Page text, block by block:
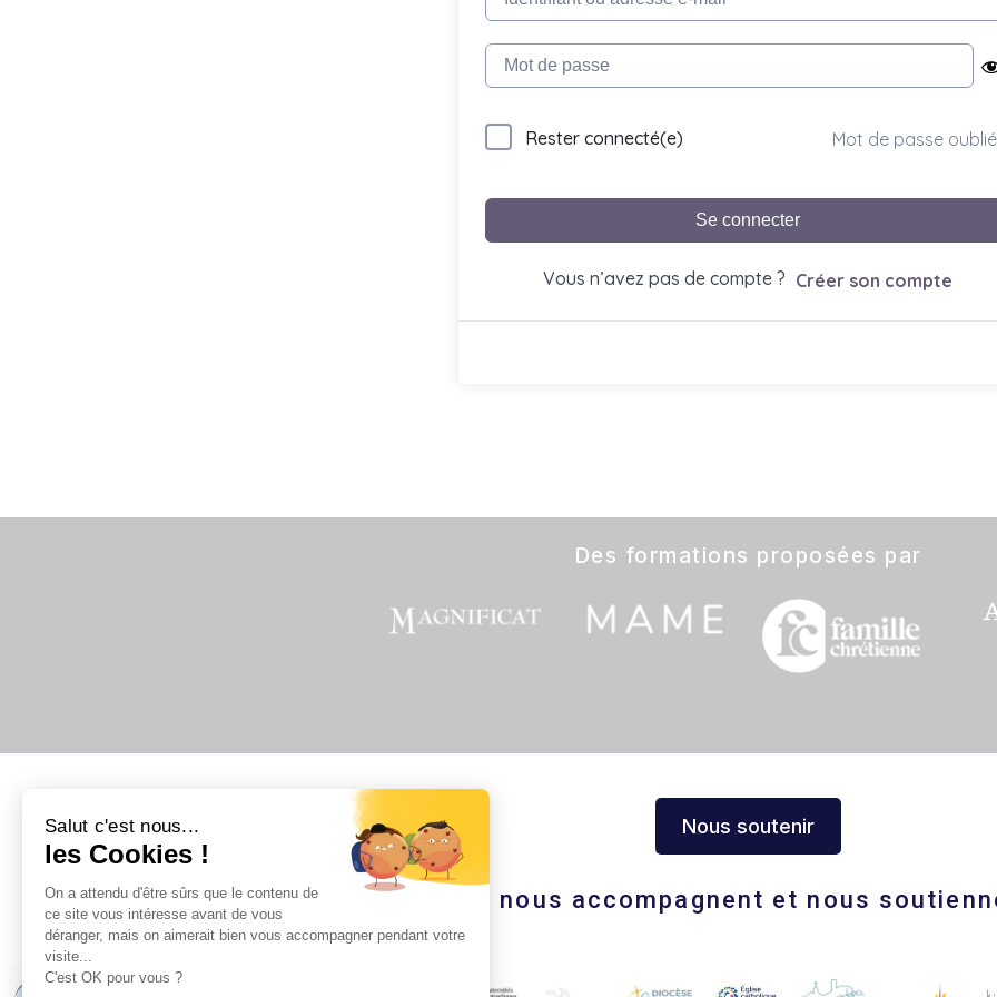
Salut c'est nous...
les Cookies !
On a attendu d'être sûrs que le contenu de
ce site vous intéresse avant de vous
déranger, mais on aimerait bien vous accompagner pendant votre
visite...
C'est OK pour vous ?
Rester connecté(e) Mot de passe
Se connecter
Vous n’avez pas de compte ? Créer son compte
Des formations proposées par
Nous soutenir
Ils nous accompagnent et nous